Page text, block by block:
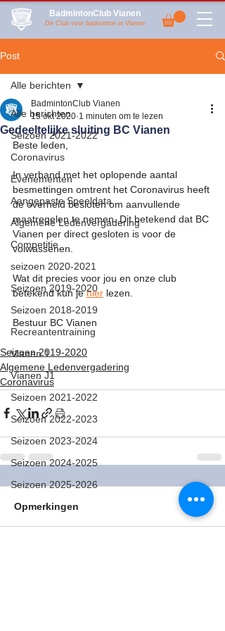
BadmintonClub Vianen
De Club voor badminton in Vianen
Post
Alle berichten
Seizoen 2021-2022
Coronavirus
Evenementen
Aangepaste Speeldata
Algemene Ledenvergadering
Competitie
seizoen 2020-2021
Seizoen 2019-2020
Seizoen 2018-2019
Recreantentraining
Vianen 1
Vianen J1
Seizoen 2021-2022
Seizoen 2022-2023
Seizoen 2023-2024
Seizoen 2024-2025
Seizoen 2025-2026
Alle berichten
Gedeeltelijke sluiting BC Vianen
BadmintonClub Vianen
15 okt 2020 1 minuten om te lezen
Beste leden,
In verband met het oplopende aantal
besmettingen omtrent het Coronavirus heeft
de overheid besloten om aanvullende
maatregelen te nemen. Dit betekend dat BC
Vianen per direct gesloten is voor de
volwassenen.
Wat dit precies voor jou en onze club
betekend kun je hier lezen.
Bestuur BC Vianen
Seizoen 2019-2020
Algemene Ledenvergadering
Coronavirus
Opmerkingen